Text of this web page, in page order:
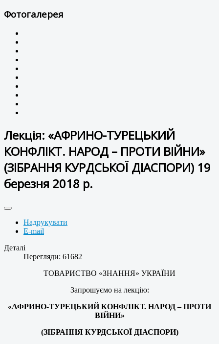
Фотогалерея
Лекція: «АФРИНО-ТУРЕЦЬКИЙ
КОНФЛІКТ. НАРОД – ПРОТИ ВІЙНИ»
(ЗІБРАННЯ КУРДСЬКОЇ ДІАСПОРИ) 19
березня 2018 р.
Надрукувати
E-mail
Деталі
Перегляди: 61682
ТОВАРИСТВО «ЗНАННЯ» УКРАЇНИ
Запрошуємо на лекцію:
«АФРИНО-ТУРЕЦЬКИЙ КОНФЛІКТ. НАРОД – ПРОТИ
ВІЙНИ»
(ЗІБРАННЯ КУРДСЬКОЇ ДІАСПОРИ)